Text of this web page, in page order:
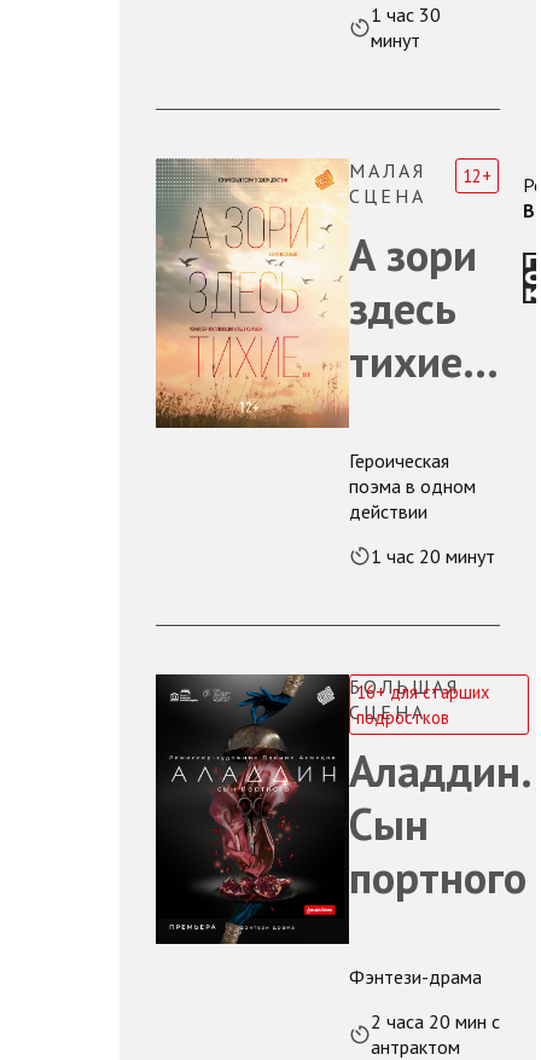
1 час 30
минут
МАЛАЯ
СЦЕНА
А зори
здесь
тихие…
Героическая
поэма в одном
действии
12+
1 час 20 минут
БОЛЬШАЯ
СЦЕНА
Аладдин.
Сын
портного
Фэнтези-драма
16+ для старших
подростков
2 часа 20 мин с
антрактом